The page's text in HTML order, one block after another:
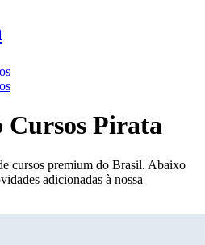
Cursos Pirata
cursos premium do Brasil. Abaixo
adicionadas à nossa